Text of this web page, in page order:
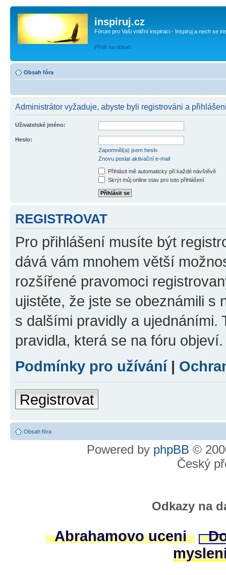
inspiruj.cz
Fórum pro Vaši vnitřní inspiraci - Inspiruj a nech se
Přejít na obsah
Obsah fóra
Administrátor vyžaduje, abyste byli registrováni a
Uživatelské jméno:
Heslo:
Zapomněl(a) jsem heslo
Znovu poslat aktivační e-mail
Přihlásit mě automaticky při každé návštěvě
Skrýt můj online stav pro toto přihlášení
REGISTROVAT
Pro přihlášení musíte být
dává vám mnohem větší
rozšířené pravomoci
ujistěte, že jste se obeznámili s
s dalšími pravidly a ujednáními.
pravidla, která se na fóru objeví.
Podmínky pro užívání|
Registrovat
Obsah fóra
Powered by phpBB ©
Český
Odkazy na
Abrahamovo uceni